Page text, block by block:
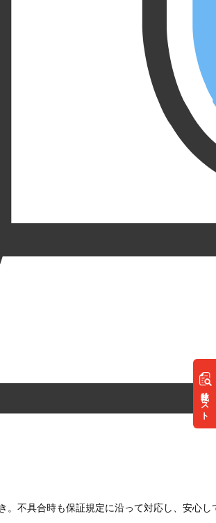
リスト
。不具合時も保証規定に沿って対応し、安心